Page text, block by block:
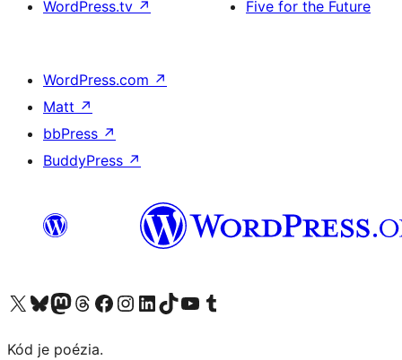
WordPress.tv ↗
Five for the Future
WordPress.com ↗
Matt ↗
bbPress ↗
BuddyPress ↗
Navštívte náš účet na X (predtým Twitter)
Navštívte náš účet na platforme Bluesky
Navštívte náš účet na Mastodone
Navštívte náš účet na platforme Threads
Navštívte našu stránku na Facebooku
Navštívte náš účet Instagram
Navštívte náš účet LinkedIn
Navštívte náš účet na platforme TikTok
Navštívte náš kanál YouTube
Navštívte náš účet na platforme Tumblr
Kód je poézia.